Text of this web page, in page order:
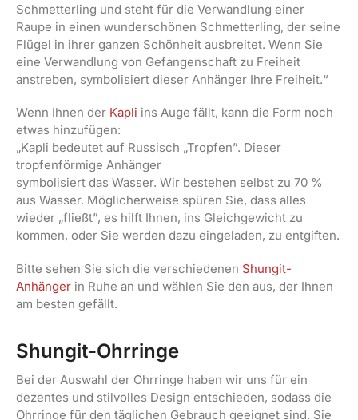
Schmetterling und steht für die Verwandlung einer
Raupe in einen wunderschönen Schmetterling, der seine
Flügel in ihrer ganzen Schönheit ausbreitet. Wenn Sie
eine Verwandlung von Gefangenschaft zu Freiheit
anstreben, symbolisiert dieser Anhänger Ihre Freiheit.“
Wenn Ihnen der Kapli ins Auge fällt, kann die Form noch
etwas hinzufügen:
„Kapli bedeutet auf Russisch „Tropfen”. Dieser
tropfenförmige Anhänger
symbolisiert das Wasser. Wir bestehen selbst zu 70 %
aus Wasser. Möglicherweise spüren Sie, dass alles
wieder „fließt”, es hilft Ihnen, ins Gleichgewicht zu
kommen, oder Sie werden dazu eingeladen, zu entgiften.
Bitte sehen Sie sich die verschiedenen Shungit-
Anhänger in Ruhe an und wählen Sie den aus, der Ihnen
am besten gefällt.
Shungit-Ohrringe
Bei der Auswahl der Ohrringe haben wir uns für ein
dezentes und stilvolles Design entschieden, sodass die
Ohrringe für den täglichen Gebrauch geeignet sind. Sie